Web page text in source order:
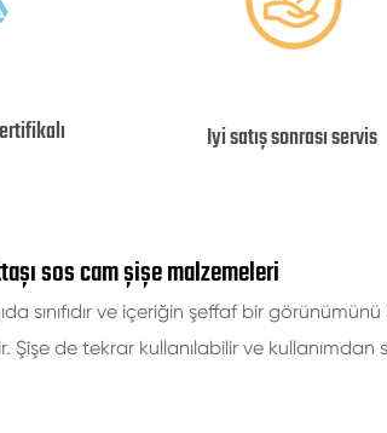
Iyi satış sonrası servis
sos cam şişe malzemeleri
sınıfıdır ve içeriğin şeffaf bir
Şişe de tekrar kullanılabilir ve kullanımdan